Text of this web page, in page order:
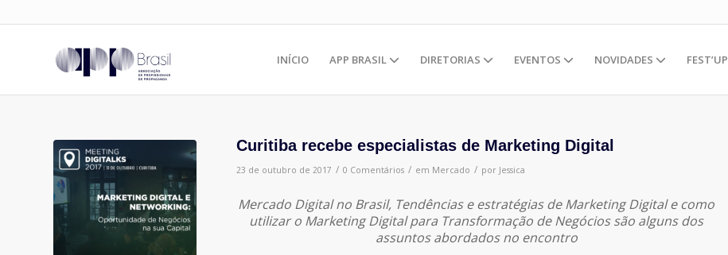
INÍCIO APP BRASIL DIRETORIAS EVENTOS NOVIDADES FEST’UP
Curitiba recebe especialistas de Marketing Digital
23 de outubro de 2017 / 0 Comentários / em Mercado / por Jessica
Mercado Digital no Brasil, Tendências e estratégias de Marketing Digital e como
utilizar o Marketing Digital para Transformação de Negócios são alguns dos
assuntos abordados no encontro